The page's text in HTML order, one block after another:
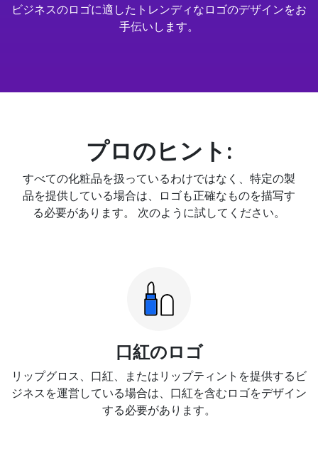
ビジネスのロゴに適したトレンディなロゴのデザインをお
手伝いします。
プロのヒント:
すべての化粧品を扱っているわけではなく、特定の製
品を提供している場合は、ロゴも正確なものを描写す
る必要があります。 次のように試してください。
口紅のロゴ
リップグロス、口紅、またはリップティントを提供するビ
ジネスを運営している場合は、口紅を含むロゴをデザイン
する必要があります。